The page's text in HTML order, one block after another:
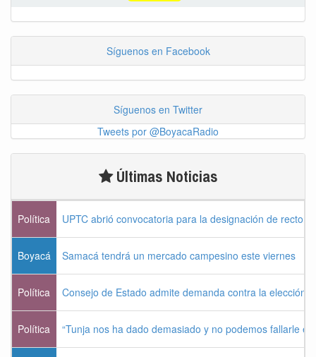
Síguenos en Facebook
Síguenos en Twitter
Tweets por @BoyacaRadio
Últimas Noticias
Política UPTC abrió convocatoria para la designación de rector
Boyacá Samacá tendrá un mercado campesino este viernes
Política Consejo de Estado admite demanda contra la elección
Política “Tunja nos ha dado demasiado y no podemos fallarle